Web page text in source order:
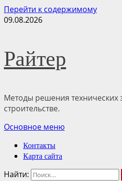
Перейти к содержимому
09.08.2026
Райтер
Методы решения технических
строительстве.
Основное меню
Контакты
Карта сайта
Найти: